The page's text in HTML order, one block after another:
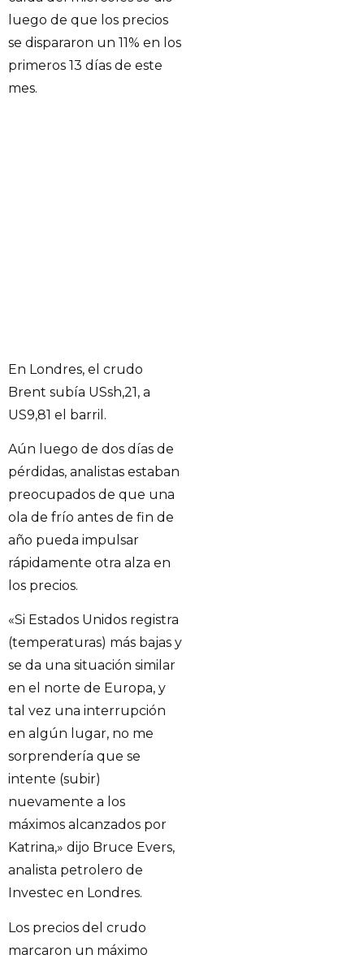
luego de que los precios
se dispararon un 11% en los
primeros 13 días de este
mes.
En Londres, el crudo
Brent subía USsh,21, a
US9,81 el barril.
Aún luego de dos días de
pérdidas, analistas estaban
preocupados de que una
ola de frío antes de fin de
año pueda impulsar
rápidamente otra alza en
los precios.
«Si Estados Unidos registra
(temperaturas) más bajas y
se da una situación similar
en el norte de Europa, y
tal vez una interrupción
en algún lugar, no me
sorprendería que se
intente (subir)
nuevamente a los
máximos alcanzados por
Katrina,» dijo Bruce Evers,
analista petrolero de
Investec en Londres.
Los precios del crudo
marcaron un máximo